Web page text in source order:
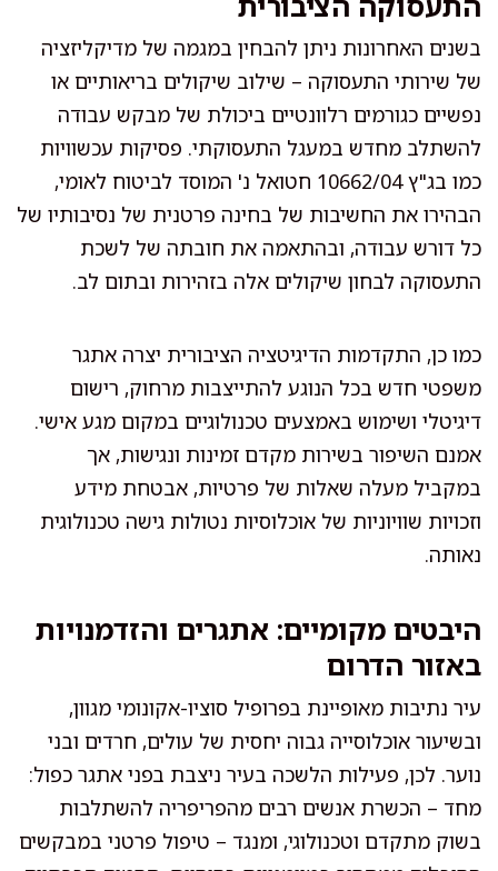
בשנים האחרונות ניתן להבחין במגמה של מדיקליזציה
של שירותי התעסוקה – שילוב שיקולים בריאותיים או
נפשיים כגורמים רלוונטיים ביכולת של מבקש עבודה
להשתלב מחדש במעגל התעסוקתי. פסיקות עכשוויות
כמו בג"ץ 10662/04 חטואל נ' המוסד לביטוח לאומי,
הבהירו את החשיבות של בחינה פרטנית של נסיבותיו של
כל דורש עבודה, ובהתאמה את חובתה של לשכת
התעסוקה לבחון שיקולים אלה בזהירות ובתום לב.
כמו כן, התקדמות הדיגיטציה הציבורית יצרה אתגר
משפטי חדש בכל הנוגע להתייצבות מרחוק, רישום
דיגיטלי ושימוש באמצעים טכנולוגיים במקום מגע אישי.
אמנם השיפור בשירות מקדם זמינות ונגישות, אך
במקביל מעלה שאלות של פרטיות, אבטחת מידע
וזכויות שוויוניות של אוכלוסיות נטולות גישה טכנולוגית
נאותה.
היבטים מקומיים: אתגרים והזדמנויות
באזור הדרום
עיר נתיבות מאופיינת בפרופיל סוציו-אקונומי מגוון,
ובשיעור אוכלוסייה גבוה יחסית של עולים, חרדים ובני
נוער. לכן, פעילות הלשכה בעיר ניצבת בפני אתגר כפול:
מחד – הכשרת אנשים רבים מהפריפריה להשתלבות
בשוק מתקדם וטכנולוגי, ומנגד – טיפול פרטני במבקשים